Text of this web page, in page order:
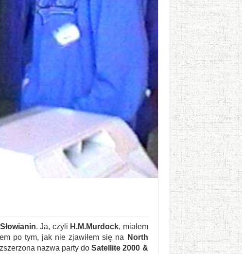
Słowianin. Ja, czyli H.M.Murdock, miałem
po tym, jak nie zjawiłem się na
North
nazwa party doSatellite 2000 &